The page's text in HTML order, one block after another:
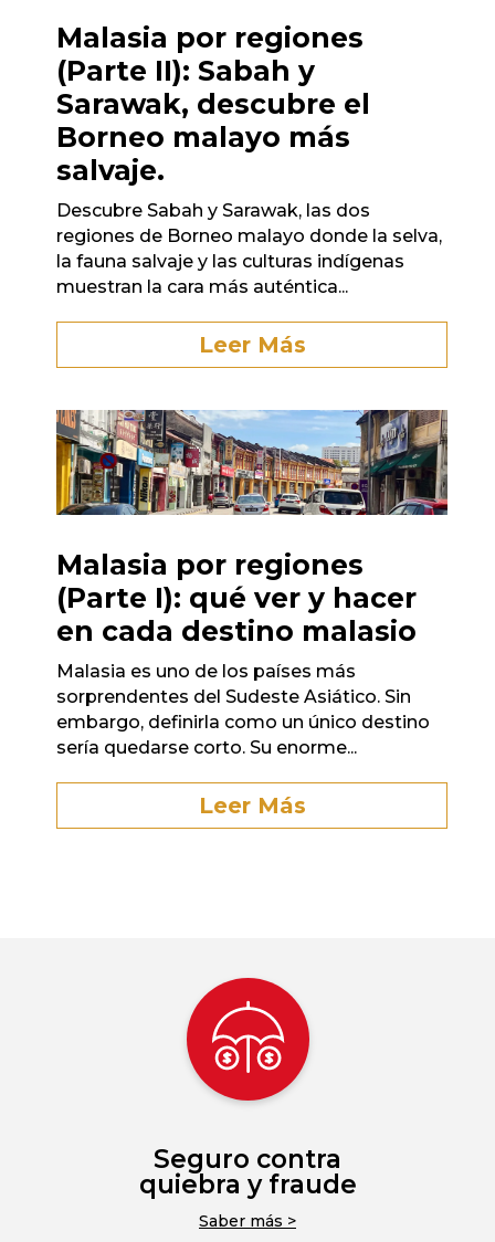
Malasia por regiones
(Parte II): Sabah y
Sarawak, descubre el
Borneo malayo más
salvaje.
Descubre Sabah y Sarawak, las dos
regiones de Borneo malayo donde la selva,
la fauna salvaje y las culturas indígenas
muestran la cara más auténtica...
Leer Más
Malasia por regiones
(Parte I): qué ver y hacer
en cada destino malasio
Malasia es uno de los países más
sorprendentes del Sudeste Asiático. Sin
embargo, definirla como un único destino
sería quedarse corto. Su enorme...
Leer Más
Seguro contra
quiebra y fraude
Saber más >